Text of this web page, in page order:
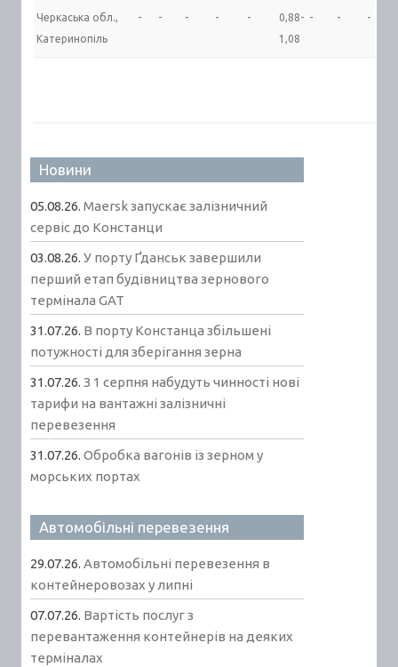
Черкаська обл.,
Катеринопіль
- - - - -
0,88-
1,08
- - -
Новини
05.08.26. Maersk запускає залізничний
сервіс до Констанци
03.08.26. У порту Ґданськ завершили
перший етап будівництва зернового
термінала GAT
31.07.26. В порту Констанца збільшені
потужності для зберігання зерна
31.07.26. З 1 серпня набудуть чинності нові
тарифи на вантажні залізничні
перевезення
31.07.26. Обробка вагонів із зерном у
морських портах
Автомобільні перевезення
29.07.26. Автомобільні перевезення в
контейнеровозах у липні
07.07.26. Вартість послуг з
перевантаження контейнерів на деяких
терміналах